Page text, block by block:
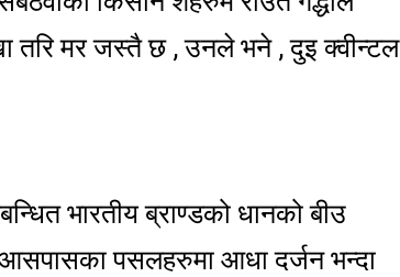
तरि मर जस्तै छ , उनले भने , दुइ क्वीन्टल
भारतीय ब्राण्डको धानको बीउ
आसपासका पसलहरुमा आधा दर्जन भन्दा